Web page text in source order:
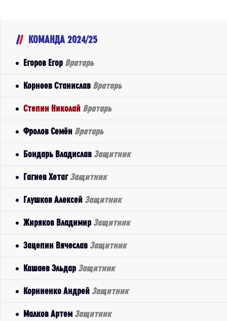
КОМАНДА 2024/25
Егоров Егор Вратарь
Корнеев Станислав Вратарь
Степин Николай Вратарь
Фролов Семён Вратарь
Бондарь Владислав Защитник
Гагиев Хетаг Защитник
Глушков Алексей Защитник
Жиряков Владимир Защитник
Зацепин Вячеслав Защитник
Кашаев Эльдар Защитник
Корниенко Андрей Защитник
Малков Артем Защитник